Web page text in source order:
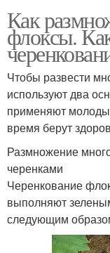
Как
флоксы.
Чтобы развести
используют два
применяют
время берут
Размножение
черенками
Черенкование
выполняют
следующим